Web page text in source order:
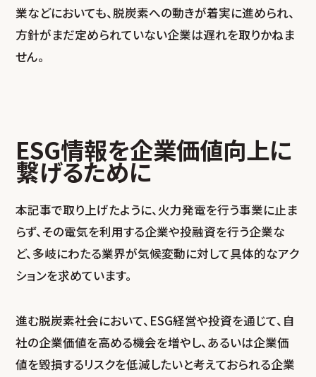
業などにおいても、脱炭素への動きが着実に進められ、
方針がまだ定められていない企業は遅れを取りかねま
せん。
ESG情報を企業価値向上に
繋げるために
本記事で取り上げたように、火力発電を行う事業に止ま
らず、その電気を利用する企業や投融資を行う企業な
ど、多岐にわたる業界が気候変動に対して具体的なアク
ションを求めています。
進む脱炭素社会において、ESG経営や投資を通じて、自
社の企業価値を高める機会を増やし、あるいは企業価
値を毀損するリスクを低減したいと考えておられる企業